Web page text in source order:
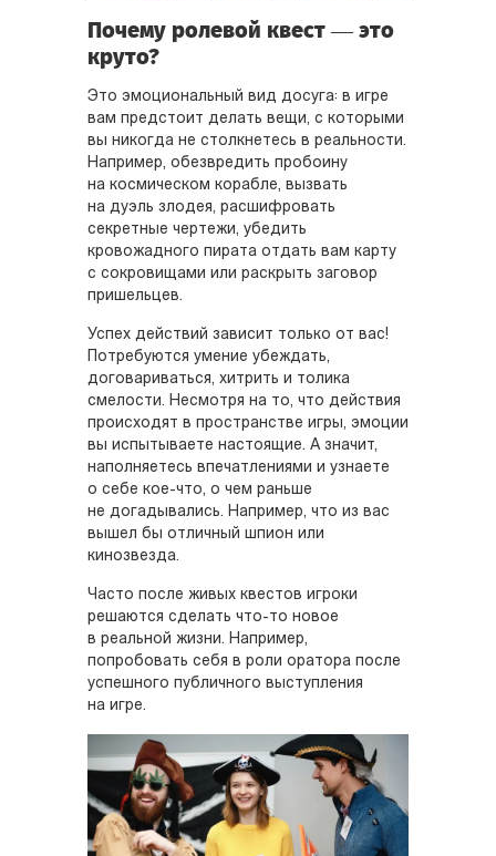
Почему ролевой квест — это
круто?
Это эмоциональный вид досуга: в игре
вам предстоит делать вещи, с которыми
вы никогда не столкнетесь в реальности.
Например, обезвредить пробоину
на космическом корабле, вызвать
на дуэль злодея, расшифровать
секретные чертежи, убедить
кровожадного пирата отдать вам карту
с сокровищами или раскрыть заговор
пришельцев.
Успех действий зависит только от вас!
Потребуются умение убеждать,
договариваться, хитрить и толика
смелости. Несмотря на то, что действия
происходят в пространстве игры, эмоции
вы испытываете настоящие. А значит,
наполняетесь впечатлениями и узнаете
о себе кое-что, о чем раньше
не догадывались. Например, что из вас
вышел бы отличный шпион или
кинозвезда.
Часто после живых квестов игроки
решаются сделать что-то новое
в реальной жизни. Например,
попробовать себя в роли оратора после
успешного публичного выступления
на игре.